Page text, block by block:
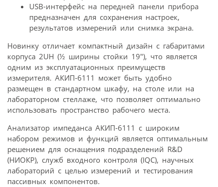
USB-интерфейс на передней панели прибора
предназначен для сохранения настроек,
результатов измерений или снимка экрана.
Новинку отличает компактный дизайн с габаритами
корпуса 2UH (½ ширины стойки 19″), что является
одним из эксплуатационных преимуществ
измерителя. АКИП-6111 может быть удобно
размещен в стандартном шкафу, на столе или на
лабораторном стеллаже, что позволяет оптимально
использовать пространство рабочего места.
Анализатор импеданса АКИП-6111 с широким
набором режимов и функций является оптимальным
решением для оснащения подразделений R&D
(НИОКР), служб входного контроля (IQC), научных
лабораторий с целью измерений и тестирования
пассивных компонентов.